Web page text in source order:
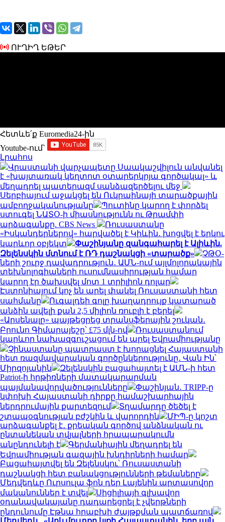
ՈՒՂԻՂ ԵԹԵՐ
Հետևե՛ք Euromedia24-ին
Youtube-ում`
Լրահոս
Վրաստանի վարչապետը Սաակաշվիլուն անվանել
է «խայտառակ կեղտոտ օտարերկրյա գործակալ» և
մեղադրել պատերազմ սանձազերծելու մեջ
Սերբիայում աջակցել են Ուկրաինայի տարածքային
ամբողջականությանը
Պուտինը կարող է փորձել
ստուգել ՆԱՏՕ-ի միասնությունն ու Թրամփի
արձագանքը. CBS News
Ռուսաստանը
«Իսկանդերներով» հարվածել է Կիևին․ խոցվել է երկու
կարևոր օբյեկտ
Փաշինյանը զանգահարել է Ալիևին.
Զելենսկին մտնում է ՌԴ դաշնակցի «տարածք»
ՉԹՕ-
ների շուրջ դավադրություն․ ԱՄՆ-ում այլմոլորակային
տեխնոլոգիաների ուսումնասիրության համար
կարող էր ծախսվել մոտ 1 տրիլիոն դոլար
Էստոնիայում կոչ են արել փակել Ռուսաստանի հետ
սահմանը
Ուգալդեի գոլը խաղադրույք կատարած
անձին ավելի քան 2,5 միլիոն ռուբլի է բերել
«Արսենալը» պայթեցրեց տրանսֆերային շուկան․
Բրունո Գիմարայեշը՝ £75 մլն-ով
Ռուսաստանում
կարևոր նախազգուշացում են արել Եվրամիությանը
Չինաստանը պատրաստ է խորացնել Հայաստանի
հետ ռազմավարական գործընկերությունը․ Վան Ին՝
Միրզոյանին
Զելենսկին բացահայտել է ԱՄՆ-ի հետ
Patriot-ի հրթիռների մատակարարման
պայմանավորվածությունները
Փաշինյան․ TRIPP-ը
կփոխի Հայաստանի դիրքը համաշխարհային
ներդրումային քարտեզում
Տղամարդը ծեծել է
շտապօգնության բժշկին և վարորդին
ՄԻՊ-ը կոշտ
արձագանքել է․ քրեական գործով անձնական ու
ընտանեկան տվյալների հրապարակումն
անընդունելի է
Գերմանիային մեղադրել են
Եվրամիության գազային խնդիրների համար
Բացահայտվել են Զելենսկու՝ Ռուսաստանի
դաշնակցի հետ բանակցությունների թեմաները
Մեդվեդևը Ուրսուլա ֆոն դեր Լայենին արտասովոր
մականուններ է տվել
Սիցիլիայի գլխավոր
օդանավակայանը դադարեցրել է չվերթների
ընդունումը Էթնա հրաբխի ժայթքման պատճառով